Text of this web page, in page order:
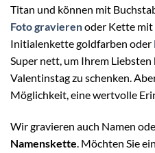
Titan und können mit
Foto gravierenoder Kette mit
Initialenkette goldfarben oder
Super nett, um Ihrem Liebsten
Valentinstag zu schenken.
Möglichkeit, eine wertvolle
Wir gravieren auch Namen
Namenskette. Möchten Sie